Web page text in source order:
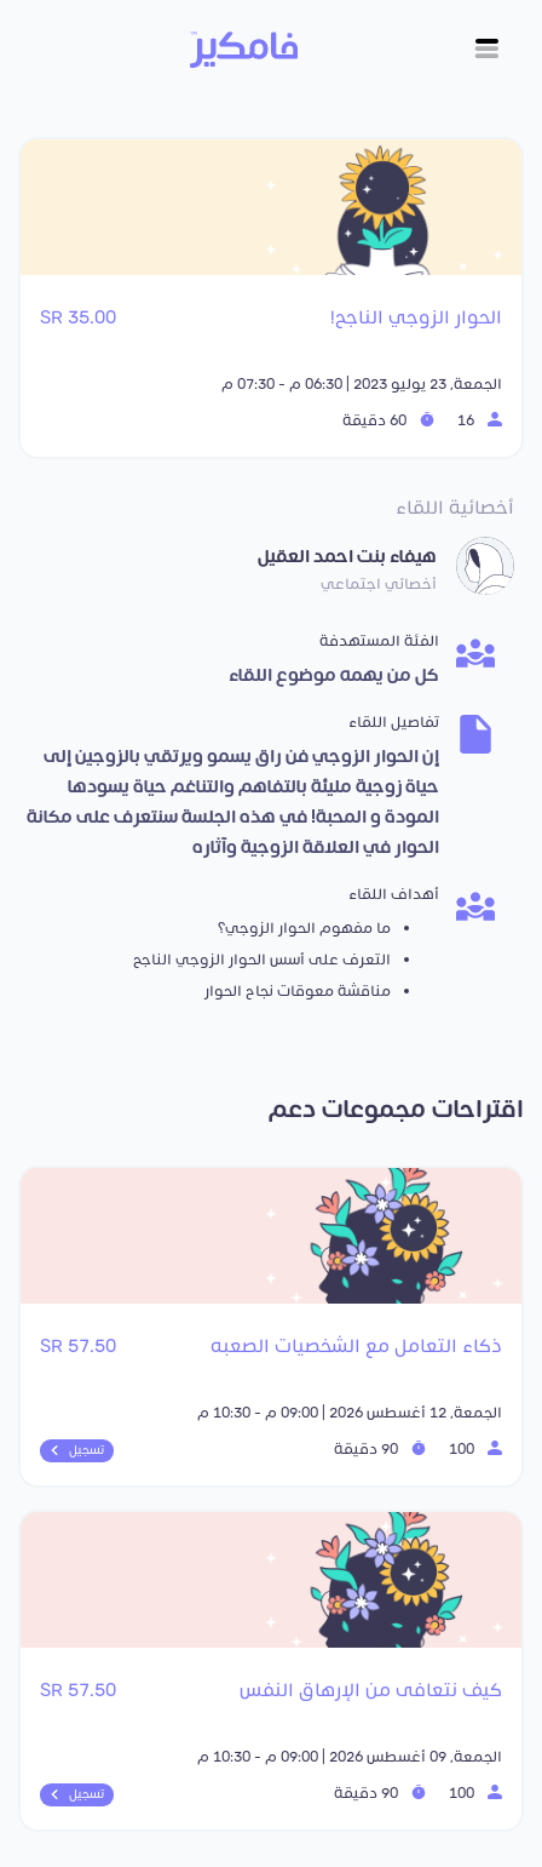
الحوار الزوجي الناجح! 35.00 SR
الجمعة, 23 يوليو 2023 | 06:30 م - 07:30 م
أخصائية اللقاء
هيفاء بنت احمد العقيل
أخصائي اجتماعي
الفئة المستهدفة
كل من يهمه موضوع اللقاء
تفاصيل اللقاء
إن الحوار الزوجي فن راق يسمو ويرتقي بالزوجين إلى
حياة زوجية مليئة بالتفاهم والتناغم حياة يسودها
المودة و المحبة! في هذه الجلسة سنتعرف على مكانة
الحوار في العلاقة الزوجية وآثاره
أهداف اللقاء
ما مفهوم الحوار الزوجي؟
التعرف على أسس الحوار الزوجي الناجح
مناقشة معوقات نجاح الحوار
اقتراحات مجموعات دعم
ذكاء التعامل مع الشخصيات الصعبه 57.50 SR
الجمعة, 12 أغسطس 2026 | 09:00 م - 10:30 م
تسجيل
كيف نتعافى من الإرهاق النفس 57.50 SR
الجمعة, 09 أغسطس 2026 | 09:00 م - 10:30 م
تسجيل